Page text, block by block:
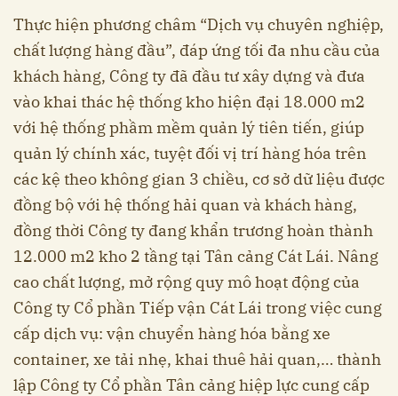
Thực hiện phương châm “Dịch vụ chuyên nghiệp,
chất lượng hàng đầu”, đáp ứng tối đa nhu cầu của
khách hàng, Công ty đã đầu tư xây dựng và đưa
vào khai thác hệ thống kho hiện đại 18.000 m2
với hệ thống phầm mềm quản lý tiên tiến, giúp
quản lý chính xác, tuyệt đối vị trí hàng hóa trên
các kệ theo không gian 3 chiều, cơ sở dữ liệu được
đồng bộ với hệ thống hải quan và khách hàng,
đồng thời Công ty đang khẩn trương hoàn thành
12.000 m2 kho 2 tầng tại Tân cảng Cát Lái. Nâng
cao chất lượng, mở rộng quy mô hoạt động của
Công ty Cổ phần Tiếp vận Cát Lái trong việc cung
cấp dịch vụ: vận chuyển hàng hóa bằng xe
container, xe tải nhẹ, khai thuê hải quan,… thành
lập Công ty Cổ phần Tân cảng hiệp lực cung cấp